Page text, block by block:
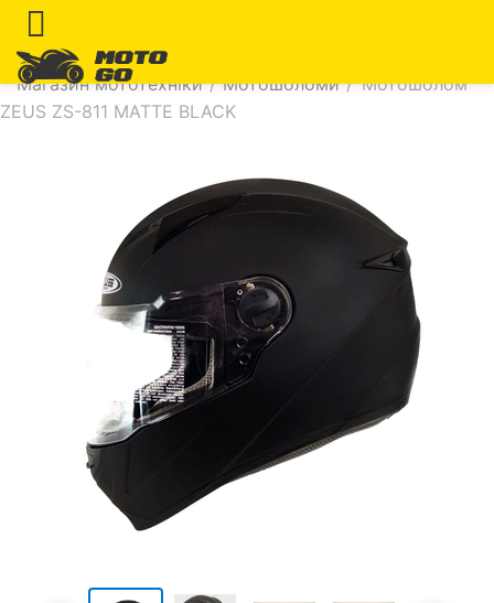
Магазин мототехніки / Мотошоломи / Мотошолом
ZEUS ZS-811 MATTE BLACK